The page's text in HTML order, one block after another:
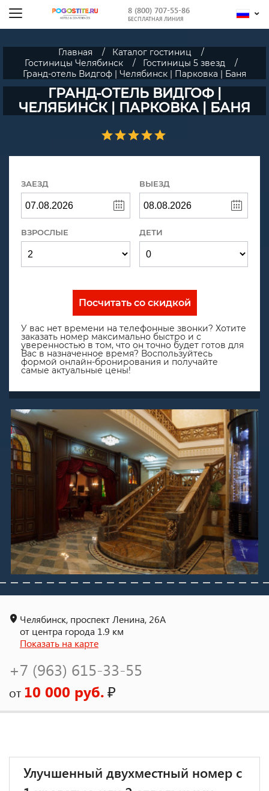
8 (800) 707-55-86
БЕСПЛАТНАЯ ЛИНИЯ
Главная
Каталог гостиниц
Гостиницы Челябинск
Гостиницы 5 звезд
Гранд-отель Видгоф | Челябинск | Парковка | Баня
ГРАНД-ОТЕЛЬ ВИДГОФ |
ЧЕЛЯБИНСК | ПАРКОВКА | БАНЯ
ЗАЕЗД ВЫЕЗД
ВЗРОСЛЫЕ ДЕТИ
Посчитать со скидкой
У вас нет времени на телефонные звонки? Хотите
заказать номер максимально быстро и с
уверенностью в том, что он точно будет готов для
Вас в назначенное время? Воспользуйтесь
формой онлайн-бронирования и получайте
самые актуальные цены!
Челябинск, проспект Ленина, 26А
от центра города 1.9 км
Показать на карте
+7 (963) 615-33-55
от 10 000 руб.₽
Улучшенный двухместный номер с